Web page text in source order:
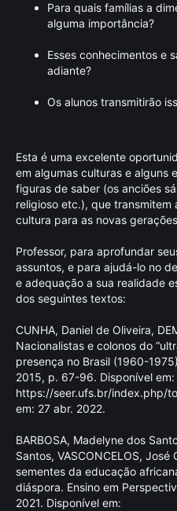
Para quais famílias a
alguma importância?
Esses conhecimentos e
adiante?
Os alunos transmitirão
Esta é uma excelente
em algumas culturas e alguns
figuras de saber (os anciões
religioso etc.), que transmitem
cultura para as novas
Professor, para aprofundar
assuntos, e para ajudá-lo no
e adequação a sua realidade
dos seguintes textos:
CUNHA, Daniel de Oliveira,
Nacionalistas e colonos do
presença no Brasil (1960-
2015, p. 67-96. Disponível em:
https://seer.ufs.br/index.php/
em: 27 abr. 2022.
BARBOSA, Madelyne dos
Santos, VASCONCELOS,
sementes da educação
diáspora. Ensino em
2021. Disponível em: